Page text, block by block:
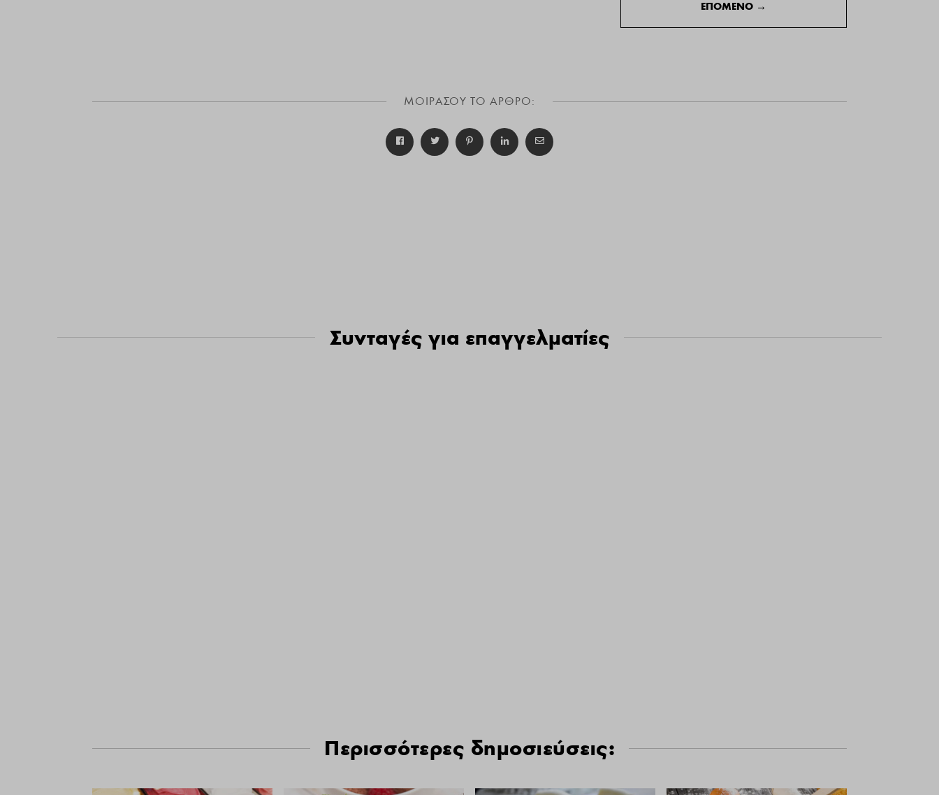
ΕΠΟΜΕΝΟ →
ΜΟΙΡΑΣΟΥ ΤΟ ΑΡΘΡΟ:
Συνταγές για επαγγελματίες
Περισσότερες δημοσιεύσεις: